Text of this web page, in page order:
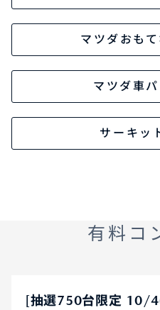
リコール情報
マツダおも
マツダ車
サーキッ
有料コ
[抽選750台限定 10/